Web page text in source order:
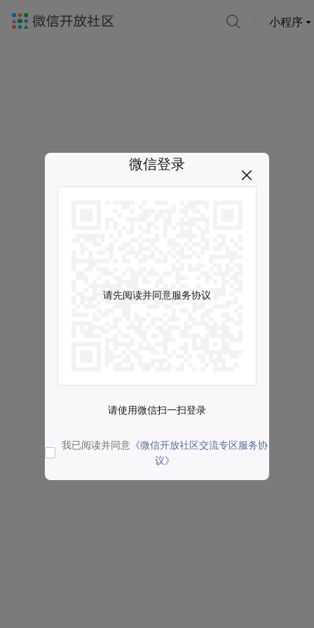
小程序
微信登录
请先阅读并同意服务协议
请使用微信扫一扫登录
我已阅读并同意 《微信开放社区交流专区服务协
议》